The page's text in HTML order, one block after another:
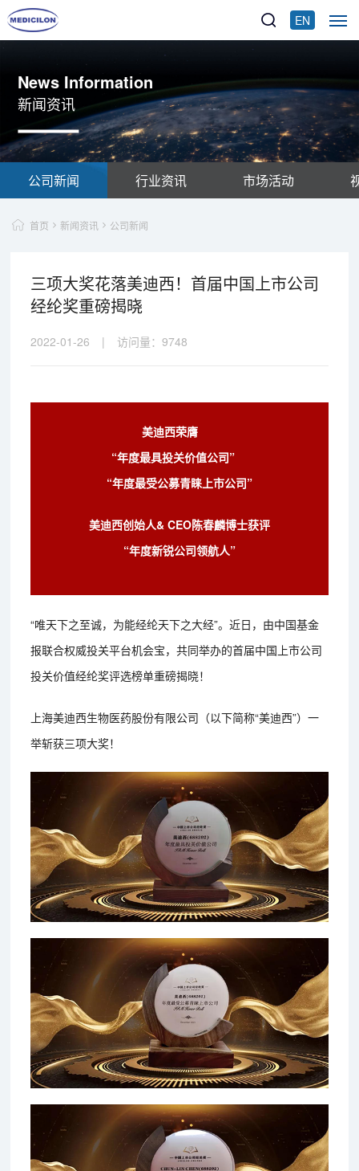
EN
News Information
新闻资讯
公司新闻 行业资讯 市场活动
首页 新闻资讯 公司新闻
三项大奖花落美迪西！首届中国上市公司
经纶奖重磅揭晓
2022-01-26 | 访问量：9748
美迪西荣膺
“年度最具投关价值公司”
“年度最受公募青睐上市公司”
美迪西创始人& CEO陈春麟博士获评
“年度新锐公司领航人”
“唯天下之至诚，为能经纶天下之大经”。近日，由中国基金
报联合权威投关平台机会宝，共同举办的首届中国上市公司
投关价值经纶奖评选榜单重磅揭晓！
上海美迪西生物医药股份有限公司（以下简称“美迪西”）一
举斩获三项大奖！